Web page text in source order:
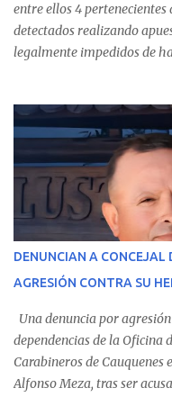
entre ellos 4 pertenecientes
detectados realizando
legalmente impedidos de
estableció que estos
custodian fondos
monto total de
En el detalle regional, se
identificó a cuatro
operaciones. Asimismo, se
corresponde a un
detectaron
precisa que la mayor
Talca, donde...
DENUNCIAN A CONCEJAL
AGRESIÓN CONTRA SU
Una denuncia por
dependencias de la
Carabineros de Cauquenes
Alfonso Meza, tras ser